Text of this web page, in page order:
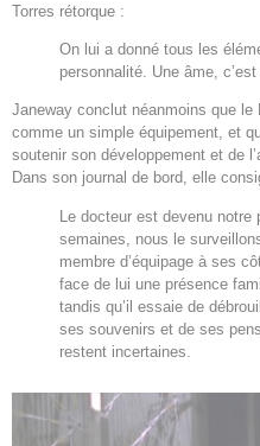
Torres rétorque :
On lui a donné tous les
personnalité. Une âme,
Janeway conclut néanmoins que
comme un simple équipement, et
soutenir son développement et de
Dans son journal de bord, elle
Le docteur est devenu
semaines, nous le
membre d’équipage à ses
face de lui une présence
tandis qu’il essaie de
ses souvenirs et de ses
restent incertaines.